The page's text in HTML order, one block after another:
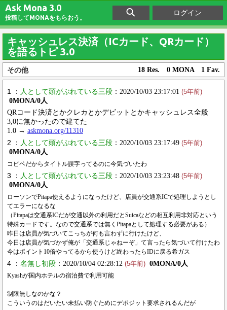
Ask Mona 3.0
投稿してMONAをもらおう。
ログイン
キャッシュレス決済（ICカード、QRカード）
を語るトピ 3.0
その他 18 Res. 0 MONA 1 Fav.
1 ： 人として頭がぶれている三段 ：2020/10/03 23:17:01 (5年前)
0MONA/0人
QRコード決済とかクレカとかデビットとかキャッシュレス全般
3,0に無かったので建てた
1.0 → askmona.org/11310
2 ： 人として頭がぶれている三段 ：2020/10/03 23:17:49 (5年前)
0MONA/0人
コピペだからタイトル誤字ってるのに今気づいたわ
3 ： 人として頭がぶれている三段 ：2020/10/03 23:23:48 (5年前)
0MONA/0人
ローソンでPitapa使えるようになったけど、店員が交通系ICで処理しようとし
てエラーになるな
（Pitapaは交通系ICだが交通以外の利用だとSuicaなどの相互利用非対応という
特殊カードです。なので交通系では無くPitapaとして処理する必要がある）
昨日は店員が気づいてこっちが何も言わずに行けたけど、
今日は店員が気づかず俺が「交通系じゃねーぞ」て言ったら気づいて行けたわ
今はポイント10倍やってるから使うけど終わったらIDに戻る希ガス
4 ： 名無し初段 ：2020/10/04 02:28:12 (5年前) 0MONA/0人
Kyashが国内ホテルの宿泊費で利用可能
制限無しなのかな？
こういうのはだいたい未払い防ぐためにデポジット要求されるんだが